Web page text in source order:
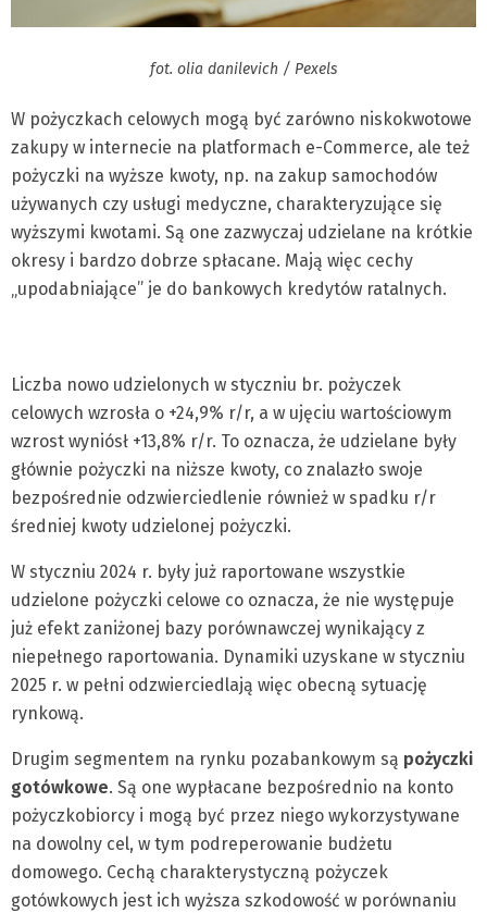
fot. olia danilevich / Pexels
W pożyczkach celowych mogą być zarówno niskokwotowe
zakupy w internecie na platformach e-Commerce, ale też
pożyczki na wyższe kwoty, np. na zakup samochodów
używanych czy usługi medyczne, charakteryzujące się
wyższymi kwotami. Są one zazwyczaj udzielane na krótkie
okresy i bardzo dobrze spłacane. Mają więc cechy
„upodabniające” je do bankowych kredytów ratalnych.
Liczba nowo udzielonych w styczniu br. pożyczek
celowych wzrosła o +24,9% r/r, a w ujęciu wartościowym
wzrost wyniósł +13,8% r/r. To oznacza, że udzielane były
głównie pożyczki na niższe kwoty, co znalazło swoje
bezpośrednie odzwierciedlenie również w spadku r/r
średniej kwoty udzielonej pożyczki.
W styczniu 2024 r. były już raportowane wszystkie
udzielone pożyczki celowe co oznacza, że nie występuje
już efekt zaniżonej bazy porównawczej wynikający z
niepełnego raportowania. Dynamiki uzyskane w styczniu
2025 r. w pełni odzwierciedlają więc obecną sytuację
rynkową.
Drugim segmentem na rynku pozabankowym są pożyczki
gotówkowe. Są one wypłacane bezpośrednio na konto
pożyczkobiorcy i mogą być przez niego wykorzystywane
na dowolny cel, w tym podreperowanie budżetu
domowego. Cechą charakterystyczną pożyczek
gotówkowych jest ich wyższa szkodowość w porównaniu